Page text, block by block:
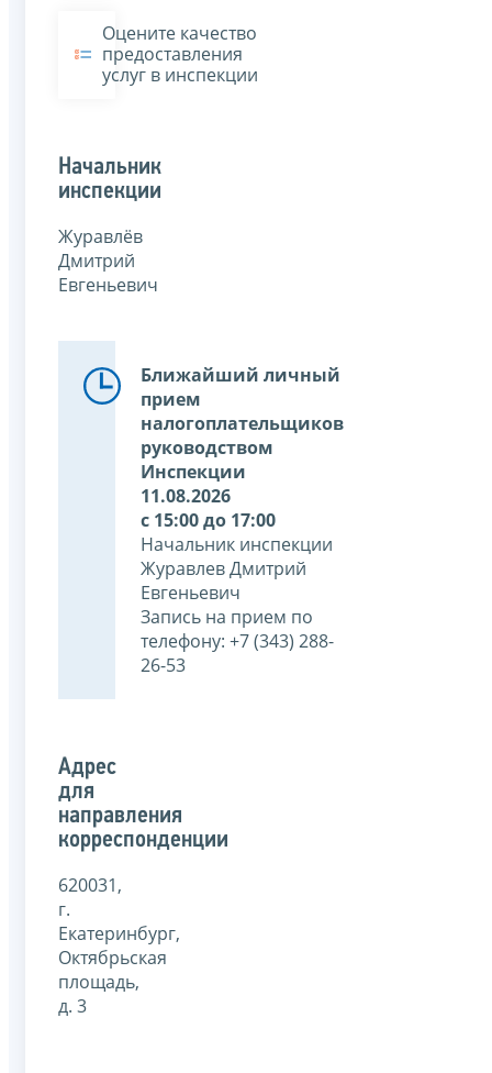
Оцените качество
предоставления
услуг в инспекции
Начальник
инспекции
Журавлёв
Дмитрий
Евгеньевич
Ближайший личный
прием
налогоплательщиков
руководством
Инспекции
11.08.2026
с 15:00 до 17:00
Начальник инспекции
Журавлев Дмитрий
Евгеньевич
Запись на прием по
телефону: +7 (343) 288-
26-53
Адрес
для
направления
корреспонденции
620031,
г.
Екатеринбург,
Октябрьская
площадь,
д. 3